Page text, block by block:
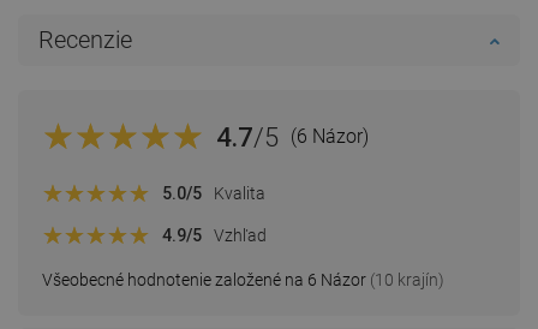
Recenzie
4.7/5 (6 Názor)
Všeobecné hodnotenie založené na 6 Názor (10 krajín)
5.0/5 Kvalita
4.9/5 Vzhľad